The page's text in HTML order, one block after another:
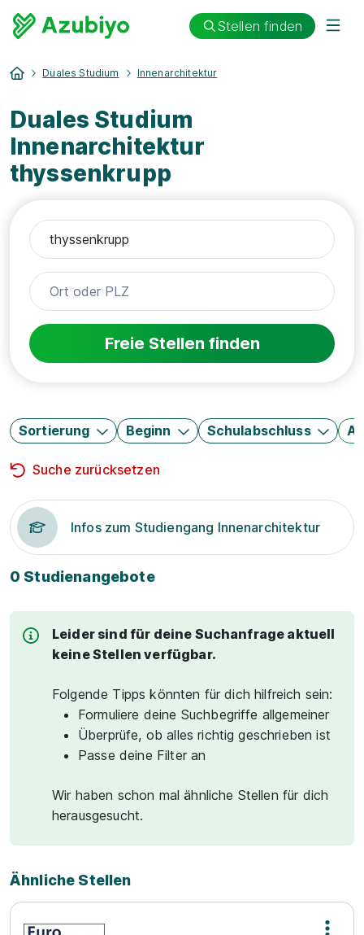
Stellen finden
Duales Studium Innenarchitektur
Duales Studium
Innenarchitektur
thyssenkrupp
Freie Stellen finden
Sortierung Beginn Schulabschluss
Suche zurücksetzen
Infos zum Studiengang Innenarchitektur
0 Studienangebote
Leider sind für deine Suchanfrage aktuell
keine Stellen verfügbar.
Folgende Tipps könnten für dich hilfreich sein:
Formuliere deine Suchbegriffe allgemeiner
Überprüfe, ob alles richtig geschrieben ist
Passe deine Filter an
Wir haben schon mal ähnliche Stellen für dich
herausgesucht.
Ähnliche Stellen